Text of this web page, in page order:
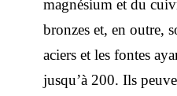
magnésium et du
bronzes et, en outre,
aciers et les fontes
jusqu’à 200. Ils